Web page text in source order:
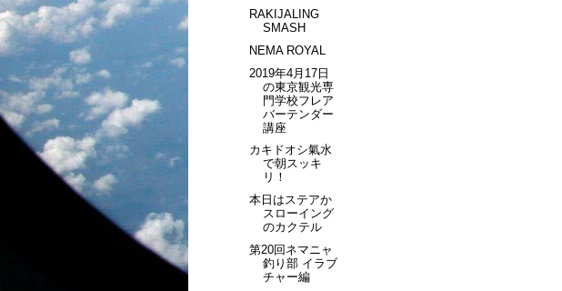
RAKIJALING
SMASH
NEMA ROYAL
2019年4月17日
の東京観光専
門学校フレア
バーテンダー
講座
カキドオシ氣水
で朝スッキ
リ！
本日はステアか
スローイング
のカクテル
第20回ネマニャ
釣り部 イラブ
チャー編